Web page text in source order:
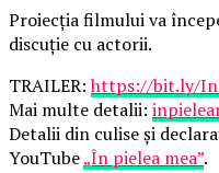
Proiecția filmului va
discuție cu actorii.
TRAILER:https://bit.ly/
Mai multe detalii:
Detalii din culise și
YouTube„În pielea mea”.